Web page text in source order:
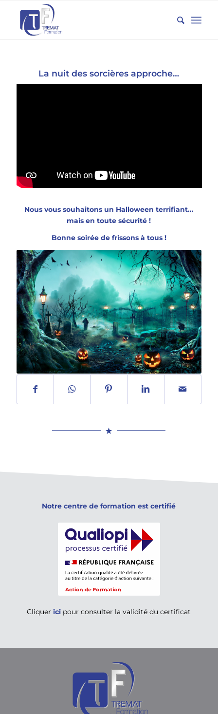
La nuit des sorcières approche…
Nous vous souhaitons un Halloween terrifiant…
mais en toute sécurité !
Bonne soirée de frissons à tous !
Notre centre de formation est certifié
Cliquerici pour consulter la validité du certificat